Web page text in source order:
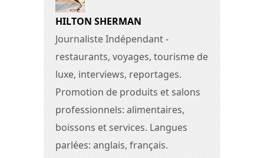
HILTON SHERMAN
Journaliste Indépendant -
restaurants, voyages, tourisme de
luxe, interviews, reportages.
Promotion de produits et salons
professionnels: alimentaires,
boissons et services. Langues
parlées: anglais, français.